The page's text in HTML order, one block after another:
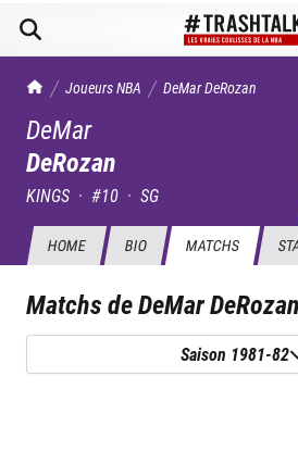
TrashTalk Actu NBA
Joueurs NBA DeMarDeRozan
DeMar
DeRozan
KINGS · #10 · SG
HOME BIO MATCHS
Matchs deDeMar DeRozan
Saison 1981-82